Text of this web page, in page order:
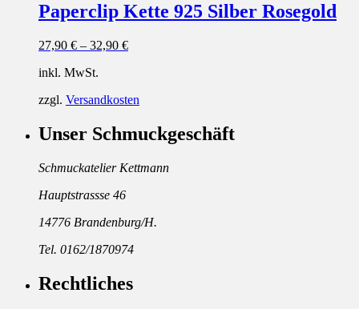
Paperclip Kette 925 Silber Rosegold
27,90 € – 32,90 €
inkl. MwSt.
zzgl. Versandkosten
Unser Schmuckgeschäft
Schmuckatelier Kettmann
Hauptstrassse 46
14776 Brandenburg/H.
Tel. 0162/1870974
Rechtliches